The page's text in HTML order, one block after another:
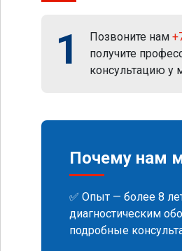
1 Позвоните нам
получите
консультацию у
Почему нам
✅ Опыт — более 8
диагностическим
подробные